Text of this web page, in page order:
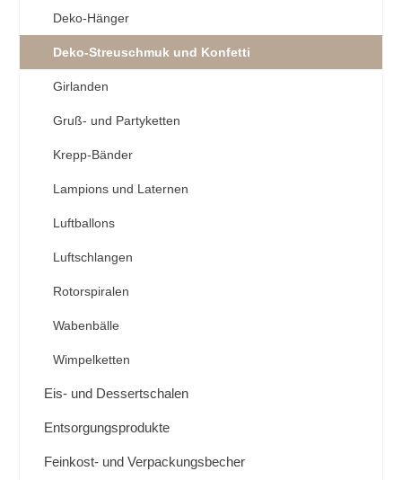
Deko-Hänger
Deko-Streuschmuk und Konfetti
Girlanden
Gruß- und Partyketten
Krepp-Bänder
Lampions und Laternen
Luftballons
Luftschlangen
Rotorspiralen
Wabenbälle
Wimpelketten
Eis- und Dessertschalen
Entsorgungsprodukte
Feinkost- und Verpackungsbecher